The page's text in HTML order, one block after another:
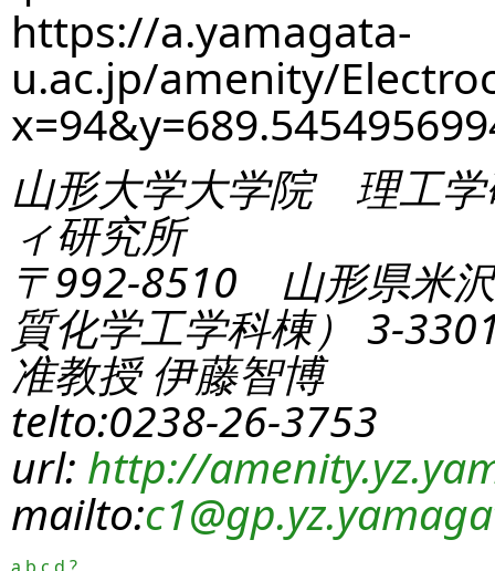
https://a.yamagata-
u.ac.jp/amenity/
山形大学大学院 理工学
ィ研究所
〒992-8510 山形県米
質化学工学科棟） 3-
准教授 伊藤智博
telto:0238-26-3753
url: http://
mailto:c1